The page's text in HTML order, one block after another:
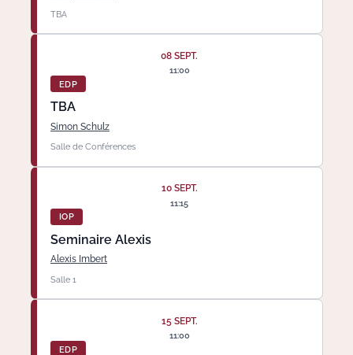
TBA
08 SEPT.
11:00
EDP
TBA
Simon Schulz
Salle de Conférences
10 SEPT.
11:15
IOP
Seminaire Alexis
Alexis Imbert
Salle 1
15 SEPT.
11:00
EDP